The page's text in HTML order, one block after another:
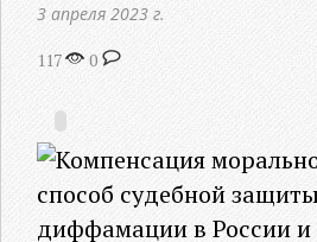
3 апреля 2023 г.
117 0